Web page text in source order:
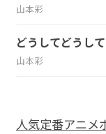
山本彩
どうしてどうして
山本彩
人気定番アニメ